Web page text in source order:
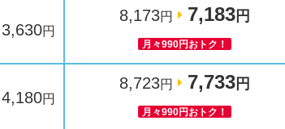
3,630円
8,173円 7,183円
月々990円おトク！
4,180円
8,723円 7,733円
月々990円おトク！